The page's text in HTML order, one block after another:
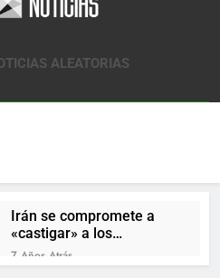
Noticias
ALEATORIAS
Irán se compromete a
«castigar» a los
responsables de
derribar un avión
7 Años Atrás